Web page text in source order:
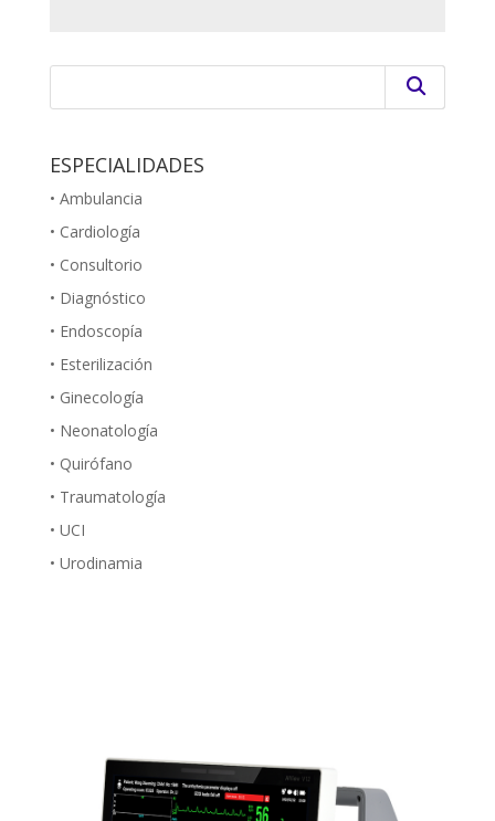
ESPECIALIDADES
• Ambulancia
• Cardiología
• Consultorio
• Diagnóstico
• Endoscopía
• Esterilización
• Ginecología
• Neonatología
• Quirófano
• Traumatología
• UCI
• Urodinamia